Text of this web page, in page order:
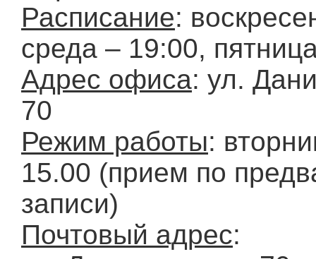
Расписание:
среда – 19:00,
Адрес офиса: ул.
70
Режим работы:
15.00 (прием по
записи)
Почтовый адрес: